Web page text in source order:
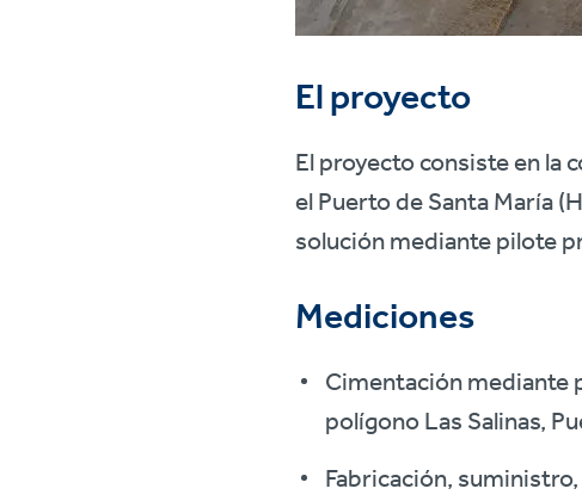
El proyecto
El proyecto consiste en la
el Puerto de Santa María
solución mediante pilote
Mediciones
Cimentación mediante
polígono Las Salinas,
Fabricación,